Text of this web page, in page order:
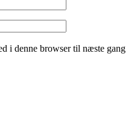
i denne browser til næste gang